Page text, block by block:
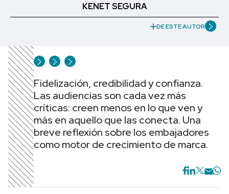
KENET SEGURA
DE ESTE AUTOR
Fidelización, credibilidad y confianza.
Las audiencias son cada vez más
críticas: creen menos en lo que ven y
más en aquello que las conecta. Una
breve reflexión sobre los embajadores
como motor de crecimiento de marca.